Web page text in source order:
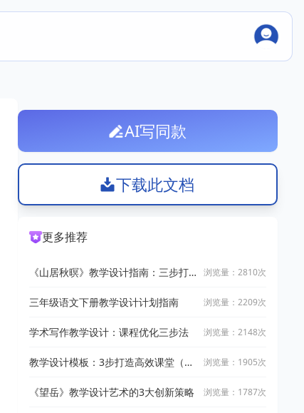
AI写同款
下载此文档
更多推荐
《山居秋暝》教学设计指南：三步打
浏览量：2810次
三年级语文下册教学设计计划指南 浏览量：2209次
学术写作教学设计：课程优化三步法 浏览量：2148次
教学设计模板：3步打造高效课堂（附
浏览量：1905次
《望岳》教学设计艺术的3大创新策略 浏览量：1787次